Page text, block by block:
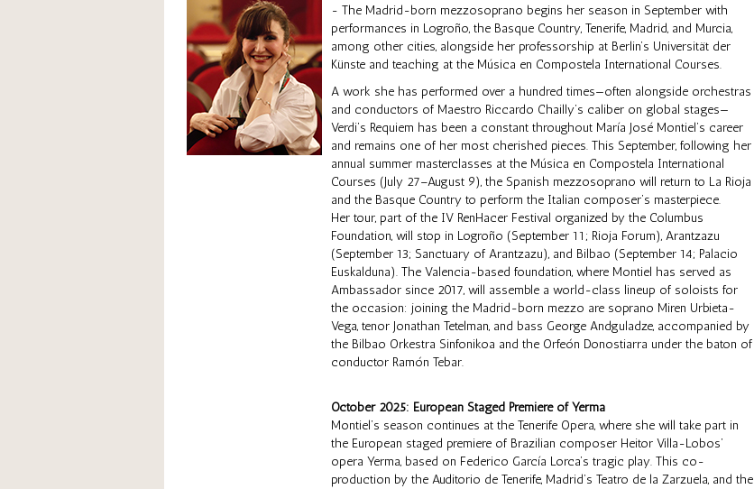
- The Madrid-born mezzosoprano begins her season in September with
performances in Logroño, the Basque Country, Tenerife, Madrid, and Murcia,
among other cities, alongside her professorship at Berlin’s Universität der
Künste and teaching at the Música en Compostela International Courses.
A work she has performed over a hundred times—often alongside orchestras
and conductors of Maestro Riccardo Chailly’s caliber on global stages—
Verdi’s Requiem has been a constant throughout María José Montiel’s career
and remains one of her most cherished pieces. This September, following her
annual summer masterclasses at the Música en Compostela International
Courses (July 27–August 9), the Spanish mezzosoprano will return to La Rioja
and the Basque Country to perform the Italian composer’s masterpiece.
Her tour, part of the IV RenHacer Festival organized by the Columbus
Foundation, will stop in Logroño (September 11; Rioja Forum), Arantzazu
(September 13; Sanctuary of Arantzazu), and Bilbao (September 14; Palacio
Euskalduna). The Valencia-based foundation, where Montiel has served as
Ambassador since 2017, will assemble a world-class lineup of soloists for
the occasion: joining the Madrid-born mezzo are soprano Miren Urbieta-
Vega, tenor Jonathan Tetelman, and bass George Andguladze, accompanied by
the Bilbao Orkestra Sinfonikoa and the Orfeón Donostiarra under the baton of
conductor Ramón Tebar.
October 2025: European Staged Premiere of Yerma
Montiel’s season continues at the Tenerife Opera, where she will take part in
the European staged premiere of Brazilian composer Heitor Villa-Lobos’
opera Yerma, based on Federico García Lorca’s tragic play. This co-
production by the Auditorio de Tenerife, Madrid’s Teatro de la Zarzuela, and the